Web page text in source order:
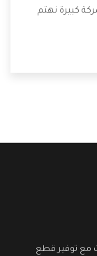
كبيرة نهتم
من أهم
مع توفير قطع